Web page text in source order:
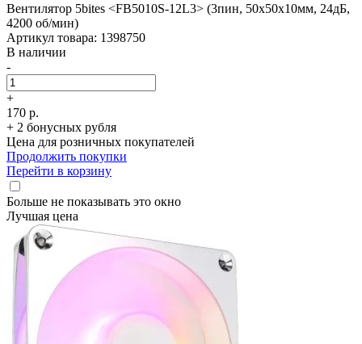
Вентилятор 5bites <FB5010S-12L3> (3пин, 50x50x10мм, 24дБ,
4200 об/­мин)
Артикул товара: 1398750
В наличии
-
+
170 р.
+ 2 бонусных рубля
Цена для розничных покупателей
Продолжить покупки
Перейти в корзину
Больше не показывать это окно
Лучшая цена